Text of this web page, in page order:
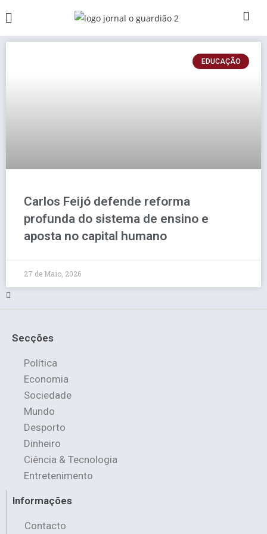
EDUCAÇÃO
Carlos Feijó defende reforma
profunda do sistema de ensino e
aposta no capital humano
27 de Maio, 2026
Secções
Política
Economia
Sociedade
Mundo
Desporto
Dinheiro
Ciência & Tecnologia
Entretenimento
Informações
Contacto